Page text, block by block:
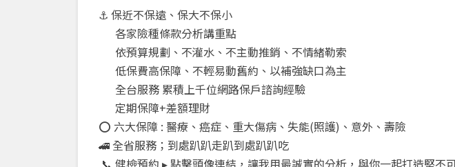
⚓ 保近不保遠、保大不保小
各家險種條款分析講重點
依預算規劃、不灌水、不主動推銷、不情緒勒索
低保費高保障、不輕易動舊約、以補強缺口為主
全台服務 累積上千位網路保戶諮詢經驗
定期保障+差額理財
⭕ 六大保障 : 醫療、癌症、重大傷病、失能(照護)、意外、壽險
🚄 全省服務；到處趴趴走趴到處趴趴吃